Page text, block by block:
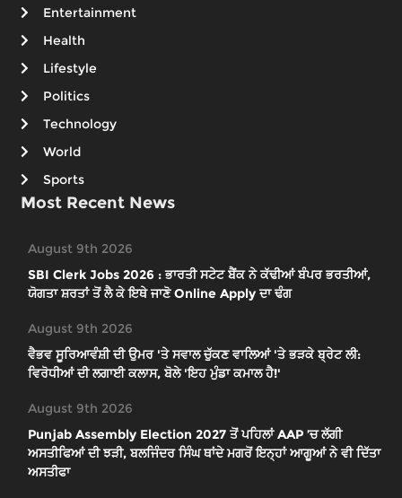
Entertainment
Health
Lifestyle
Politics
Technology
World
Sports
Most Recent News
August 9th 2026
SBI Clerk Jobs 2026 : ਭਾਰਤੀ ਸਟੇਟ ਬੈਂਕ ਨੇ ਕੱਢੀਆਂ ਬੰਪਰ ਭਰਤੀਆਂ,
ਯੋਗਤਾ ਸ਼ਰਤਾਂ ਤੋਂ ਲੈ ਕੇ ਇਥੇ ਜਾਣੋ Online Apply ਦਾ ਢੰਗ
August 9th 2026
ਵੈਭਵ ਸੂਰਿਆਵੰਸ਼ੀ ਦੀ ਉਮਰ 'ਤੇ ਸਵਾਲ ਚੁੱਕਣ ਵਾਲਿਆਂ 'ਤੇ ਭੜਕੇ ਬ੍ਰੇਟ ਲੀ:
ਵਿਰੋਧੀਆਂ ਦੀ ਲਗਾਈ ਕਲਾਸ, ਬੋਲੇ 'ਇਹ ਮੁੰਡਾ ਕਮਾਲ ਹੈ!'
August 9th 2026
Punjab Assembly Election 2027 ਤੋਂ ਪਹਿਲਾਂ AAP ’ਚ ਲੱਗੀ
ਅਸਤੀਫਿਆਂ ਦੀ ਝੜੀ, ਬਲਜਿੰਦਰ ਸਿੰਘ ਥਾਂਦੇ ਮਗਰੋਂ ਇਨ੍ਹਾਂ ਆਗੂਆਂ ਨੇ ਵੀ ਦਿੱਤਾ
ਅਸਤੀਫਾ